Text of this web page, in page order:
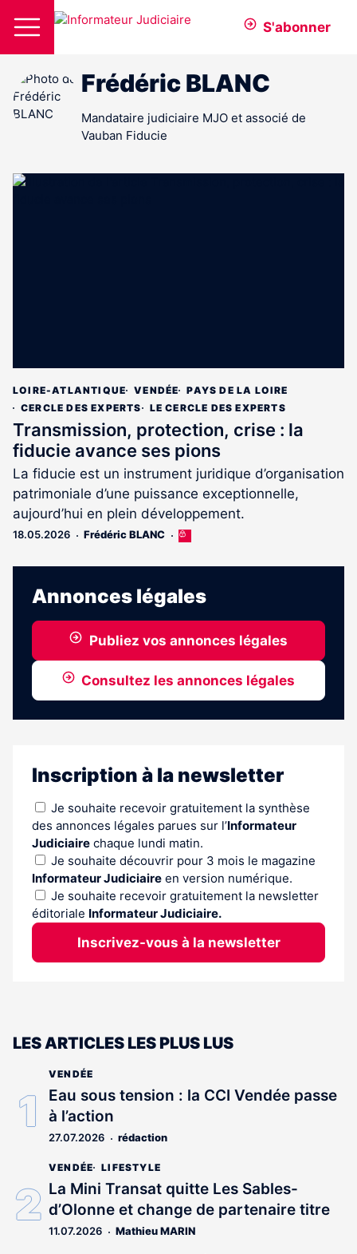
S'abonner
Frédéric BLANC
Mandataire judiciaire MJO et associé de
Vauban Fiducie
LOIRE-ATLANTIQUE VENDÉE
PAYS DE LA LOIRE
CERCLE DES EXPERTS
LE CERCLE DES EXPERTS
Transmission, protection, crise : la
fiducie avance ses pions
La fiducie est un instrument juridique d’organisation
patrimoniale d’une puissance exceptionnelle,
aujourd’hui en plein développement.
18.05.2026 Frédéric BLANC
Cet
est
aux
Annonces légales
Publiez vos annonces légales
Consultez les annonces légales
Inscription à la newsletter
Je souhaite recevoir gratuitement la synthèse
des annonces légales parues sur l’Informateur
Judiciaire chaque lundi matin.
Je souhaite découvrir pour 3 mois le magazine
Informateur Judiciaire en version numérique.
Je souhaite recevoir gratuitement la newsletter
éditoriale Informateur Judiciaire.
Inscrivez-vous à la newsletter
LES ARTICLES LES PLUS LUS
VENDÉE
Eau sous tension : la CCI Vendée passe
à l’action
27.07.2026 rédaction
VENDÉE LIFESTYLE
La Mini Transat quitte Les Sables-
d’Olonne et change de partenaire titre
11.07.2026 Mathieu MARIN